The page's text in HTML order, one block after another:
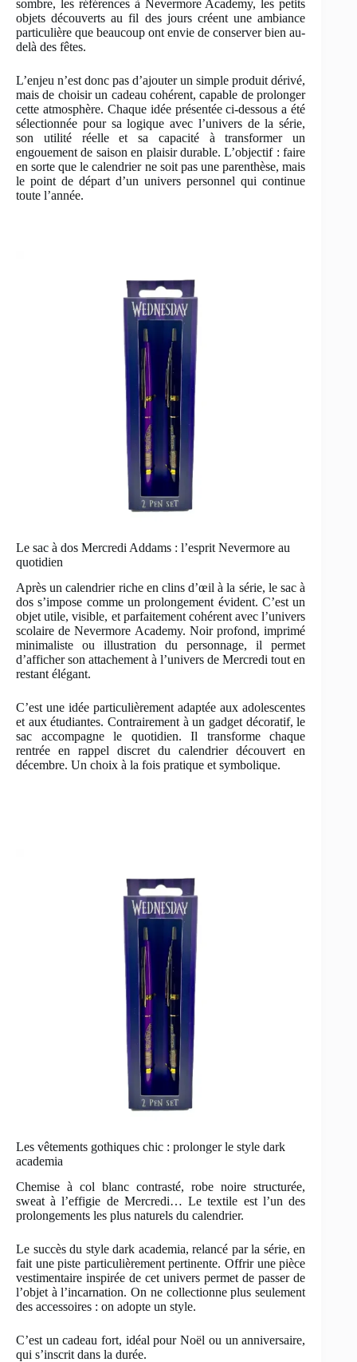
sombre, les références à Nevermore Academy, les petits
objets découverts au fil des jours créent une ambiance
particulière que beaucoup ont envie de conserver bien au-
delà des fêtes.
L’enjeu n’est donc pas d’ajouter un simple produit dérivé,
mais de choisir un cadeau cohérent, capable de prolonger
cette atmosphère. Chaque idée présentée ci-dessous a été
sélectionnée pour sa logique avec l’univers de la série,
son utilité réelle et sa capacité à transformer un
engouement de saison en plaisir durable. L’objectif : faire
en sorte que le calendrier ne soit pas une parenthèse, mais
le point de départ d’un univers personnel qui continue
toute l’année.
Le sac à dos Mercredi Addams : l’esprit Nevermore au
quotidien
Après un calendrier riche en clins d’œil à la série, le sac à
dos s’impose comme un prolongement évident. C’est un
objet utile, visible, et parfaitement cohérent avec l’univers
scolaire de Nevermore Academy. Noir profond, imprimé
minimaliste ou illustration du personnage, il permet
d’afficher son attachement à l’univers de Mercredi tout en
restant élégant.
C’est une idée particulièrement adaptée aux adolescentes
et aux étudiantes. Contrairement à un gadget décoratif, le
sac accompagne le quotidien. Il transforme chaque
rentrée en rappel discret du calendrier découvert en
décembre. Un choix à la fois pratique et symbolique.
Les vêtements gothiques chic : prolonger le style dark
academia
Chemise à col blanc contrasté, robe noire structurée,
sweat à l’effigie de Mercredi… Le textile est l’un des
prolongements les plus naturels du calendrier.
Le succès du style dark academia, relancé par la série, en
fait une piste particulièrement pertinente. Offrir une pièce
vestimentaire inspirée de cet univers permet de passer de
l’objet à l’incarnation. On ne collectionne plus seulement
des accessoires : on adopte un style.
C’est un cadeau fort, idéal pour Noël ou un anniversaire,
qui s’inscrit dans la durée.